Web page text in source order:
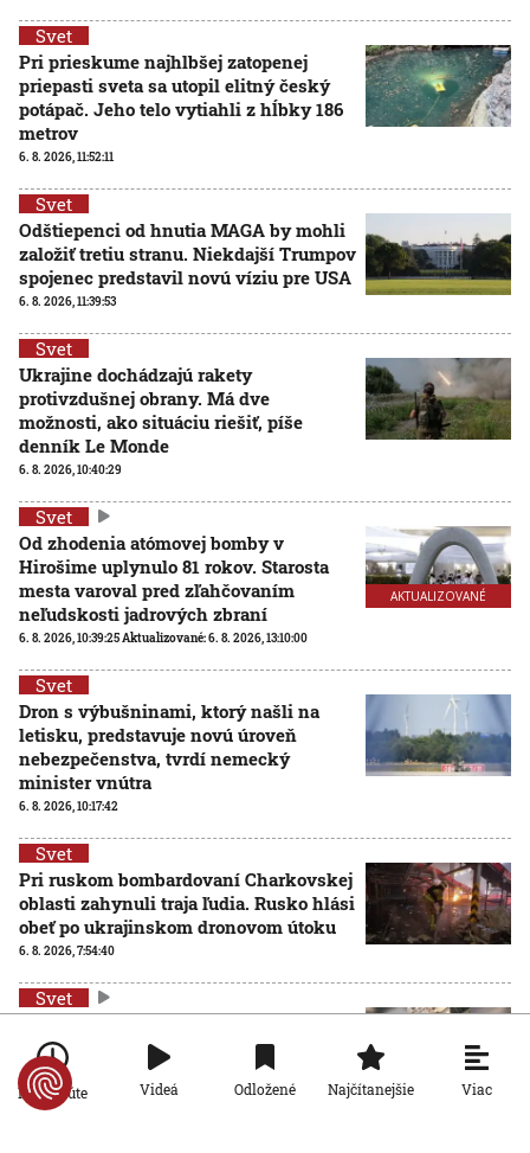
Svet
Pri prieskume najhlbšej zatopenej
priepasti sveta sa utopil elitný český
potápač. Jeho telo vytiahli z hĺbky 186
metrov
6. 8. 2026, 11:52:11
Svet
Odštiepenci od hnutia MAGA by mohli
založiť tretiu stranu. Niekdajší Trumpov
spojenec predstavil novú víziu pre USA
6. 8. 2026, 11:39:53
Svet
Ukrajine dochádzajú rakety
protivzdušnej obrany. Má dve
možnosti, ako situáciu riešiť, píše
denník Le Monde
6. 8. 2026, 10:40:29
AKTUALIZOVANÉ
Svet
Od zhodenia atómovej bomby v
Hirošime uplynulo 81 rokov. Starosta
mesta varoval pred zľahčovaním
neľudskosti jadrových zbraní
6. 8. 2026, 10:39:25Aktualizované:6. 8. 2026, 13:10:00
Svet
Dron s výbušninami, ktorý našli na
letisku, predstavuje novú úroveň
nebezpečenstva, tvrdí nemecký
minister vnútra
6. 8. 2026, 10:17:42
Svet
Pri ruskom bombardovaní Charkovskej
oblasti zahynuli traja ľudia. Rusko hlási
obeť po ukrajinskom dronovom útoku
6. 8. 2026, 7:54:40
Svet
zeleniny v Chersone. Svet to musí
vidieť, apeluje Zelenskyj
5. 8. 2026, 19:22:05
Po minúte Videá Odložené Najčítanejšie Viac